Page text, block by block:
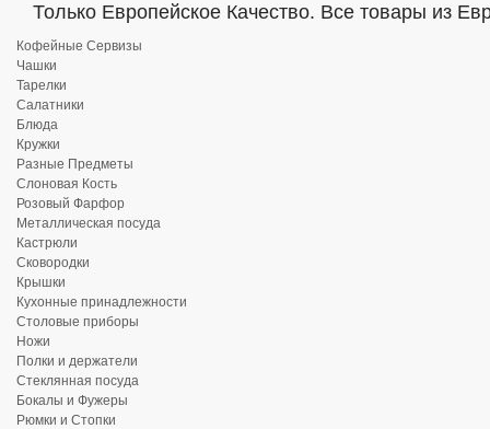
Только Европейское Качество. Все товары из
Кофейные Сервизы
Чашки
Тарелки
Салатники
Блюда
Кружки
Разные Предметы
Слоновая Кость
Розовый Фарфор
Металлическая посуда
Кастрюли
Сковородки
Крышки
Кухонные принадлежности
Столовые приборы
Ножи
Полки и держатели
Стеклянная посуда
Бокалы и Фужеры
Рюмки и Стопки